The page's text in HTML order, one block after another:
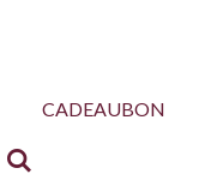
CADEAUBON